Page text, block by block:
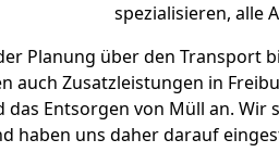
spezialisieren, alle
Planung über den Transport
auch Zusatzleistungen in
Entsorgen von Müll an.
haben uns daher darauf